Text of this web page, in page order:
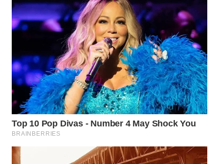
WAHANA
PERSONA
OTOMOTIF
WAHANA
HEALTH
WAHANA
DESA
WISATA